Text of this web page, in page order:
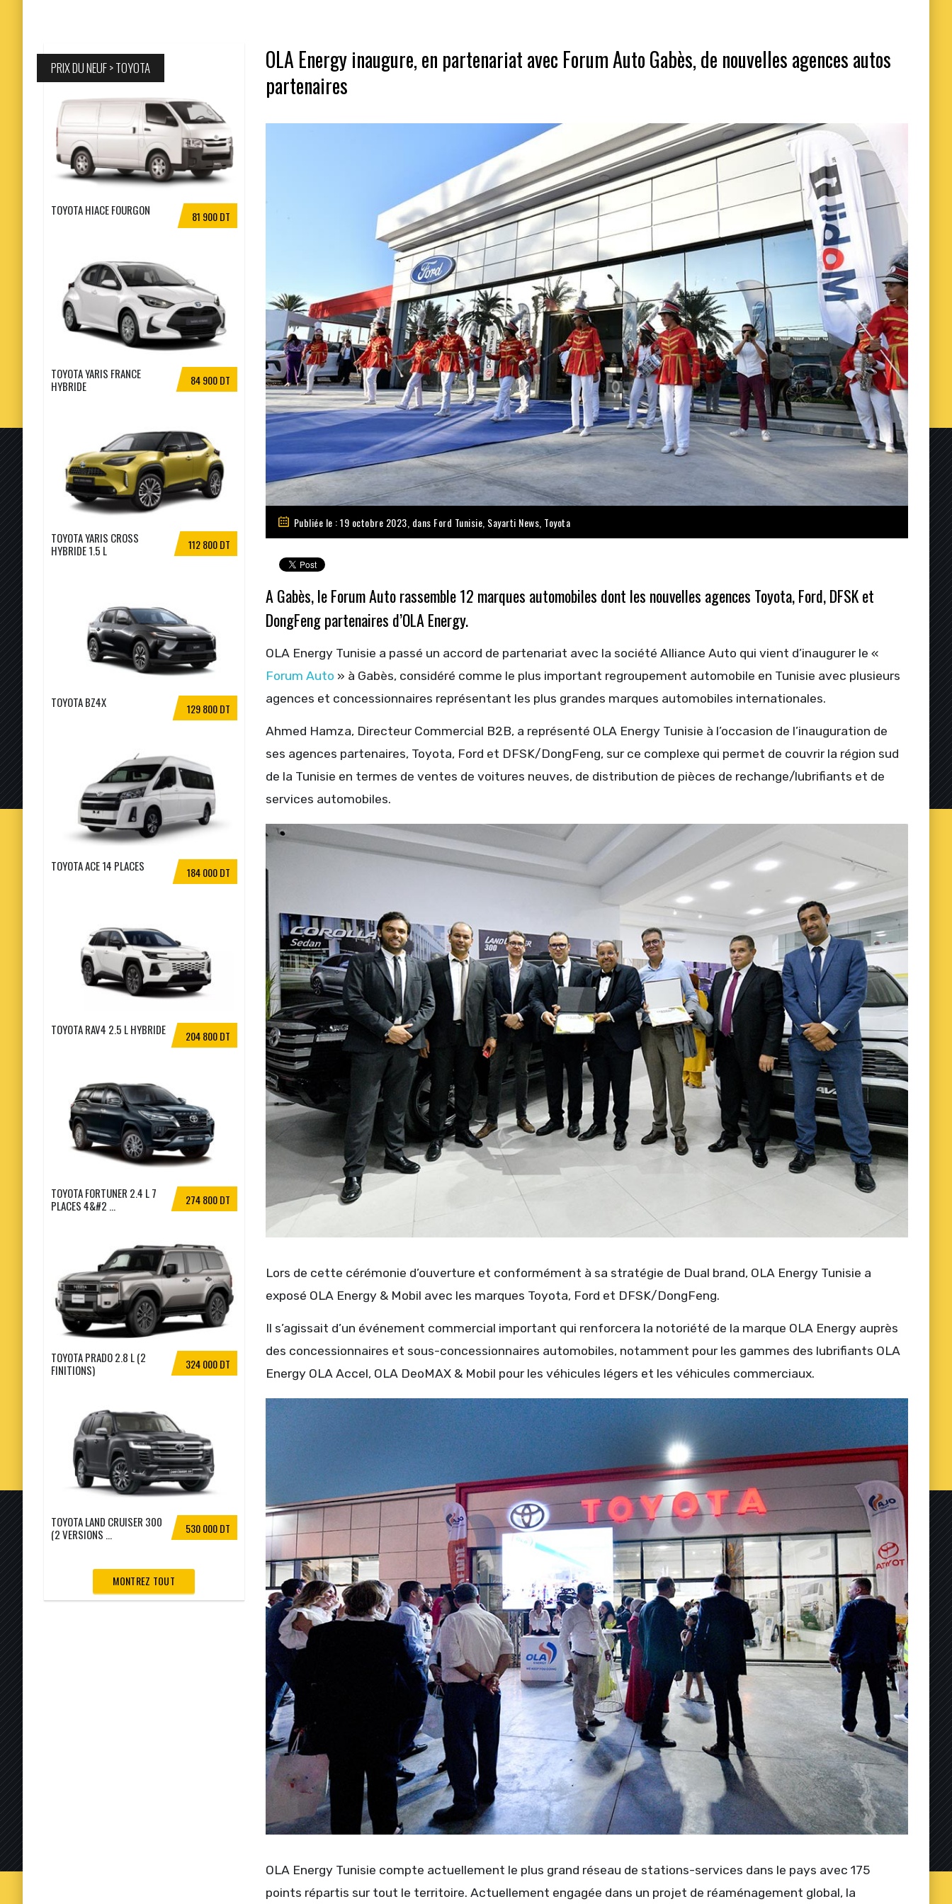
OLA Energy inaugure, en partenariat avec Forum Auto Gabès, de nouvelles agences autos
partenaires
Publiée le : 19 octobre 2023, dans Ford Tunisie Sayarti News Toyota
A Gabès, le Forum Auto rassemble 12 marques automobiles dont les nouvelles agences Toyota, Ford, DFSK et
DongFeng partenaires d’OLA Energy.
OLA Energy Tunisie a passé un accord de partenariat avec la société Alliance Auto qui vient d’inaugurer le «
Forum Auto » à Gabès, considéré comme le plus important regroupement automobile en Tunisie avec plusieurs
agences et concessionnaires représentant les plus grandes marques automobiles internationales.
Ahmed Hamza, Directeur Commercial B2B, a représenté OLA Energy Tunisie à l’occasion de l’inauguration de
ses agences partenaires, Toyota, Ford et DFSK/DongFeng, sur ce complexe qui permet de couvrir la région sud
de la Tunisie en termes de ventes de voitures neuves, de distribution de pièces de rechange/lubrifiants et de
services automobiles.
Lors de cette cérémonie d’ouverture et conformément à sa stratégie de Dual brand, OLA Energy Tunisie a
exposé OLA Energy & Mobil avec les marques Toyota, Ford et DFSK/DongFeng.
Il s’agissait d’un événement commercial important qui renforcera la notoriété de la marque OLA Energy auprès
des concessionnaires et sous-concessionnaires automobiles, notamment pour les gammes des lubrifiants OLA
Energy OLA Accel, OLA DeoMAX & Mobil pour les véhicules légers et les véhicules commerciaux.
OLA Energy Tunisie compte actuellement le plus grand réseau de stations-services dans le pays avec 175
points répartis sur tout le territoire. Actuellement engagée dans un projet de réaménagement global, la
PRIX DU NEUF > TOYOTA
81 900 DT
TOYOTA HIACE FOURGON
84 900 DT
TOYOTA YARIS FRANCE
HYBRIDE
112 800 DT
TOYOTA YARIS CROSS
HYBRIDE 1.5 L
129 800 DT
TOYOTA BZ4X
184 000 DT
TOYOTA ACE 14 PLACES
204 800 DT
TOYOTA RAV4 2.5 L HYBRIDE
274 800 DT
TOYOTA FORTUNER 2.4 L 7
PLACES 4&#2 ...
324 000 DT
TOYOTA PRADO 2.8 L (2
FINITIONS)
530 000 DT
TOYOTA LAND CRUISER 300
(2 VERSIONS ...
MONTREZ TOUT